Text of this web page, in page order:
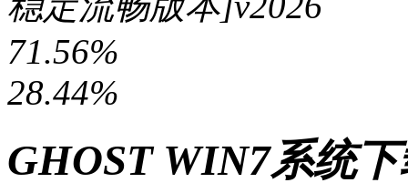
71.56%
28.44%
GHOST WIN7系统